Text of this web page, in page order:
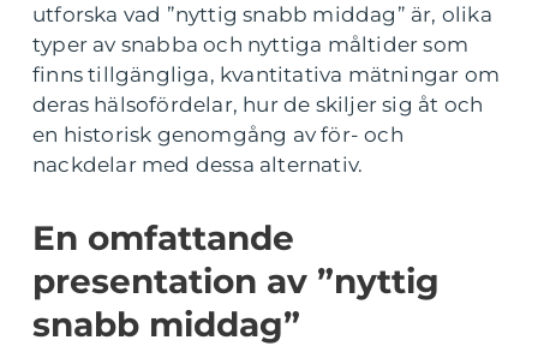
utforska vad ”nyttig snabb middag” är, olika
typer av snabba och nyttiga måltider som
finns tillgängliga, kvantitativa mätningar om
deras hälsofördelar, hur de skiljer sig åt och
en historisk genomgång av för- och
nackdelar med dessa alternativ.
En omfattande
presentation av ”nyttig
snabb middag”